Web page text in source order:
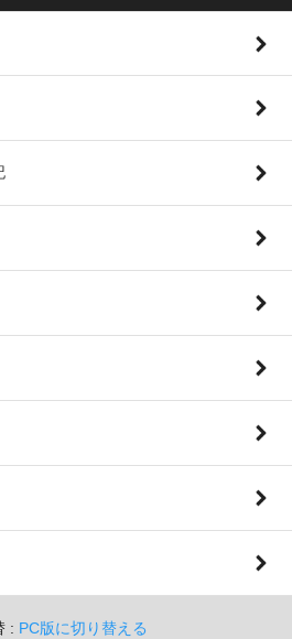
: PC版に切り替える